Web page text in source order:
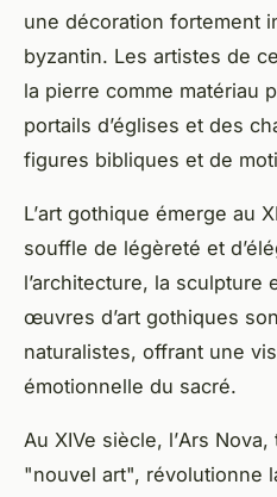
une décoration fortement
byzantin. Les artistes de
la pierre comme matériau
portails d’églises et des
figures bibliques et de
L’art gothique émerge au
souffle de légèreté et
l’architecture, la sculpture
œuvres d’art gothiques
naturalistes, offrant une
émotionnelle du sacré.
Au XIVe siècle, l’Ars Nova,
"nouvel art", révolutionne